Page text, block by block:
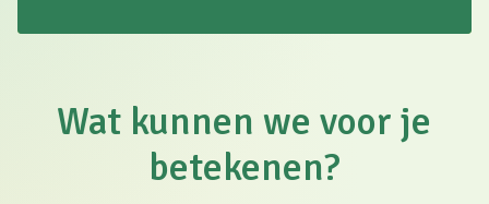
Wat kunnen we voor je
betekenen?